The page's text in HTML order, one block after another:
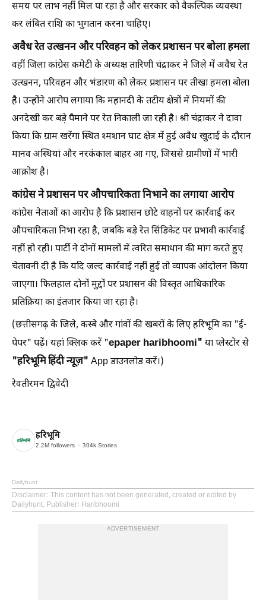
समय पर लाभ नहीं मिल पा रहा है और सरकार को वैकल्पिक व्यवस्था
कर लंबित राशि का भुगतान करना चाहिए।
अवैध रेत उत्खनन और परिवहन को लेकर प्रशासन पर बोला हमला
वहीं जिला कांग्रेस कमेटी के अध्यक्ष तारिणी चंद्राकर ने जिले में अवैध रेत
उत्खनन, परिवहन और भंडारण को लेकर प्रशासन पर तीखा हमला बोला
है। उन्होंने आरोप लगाया कि महानदी के तटीय क्षेत्रों में नियमों की
अनदेखी कर बड़े पैमाने पर रेत निकाली जा रही है। श्री चंद्राकर ने दावा
किया कि ग्राम खरेंगा स्थित श्मशान घाट क्षेत्र में हुई अवैध खुदाई के दौरान
मानव अस्थियां और नरकंकाल बाहर आ गए, जिससे ग्रामीणों में भारी
आक्रोश है।
कांग्रेस ने प्रशासन पर औपचारिकता निभाने का लगाया आरोप
कांग्रेस नेताओं का आरोप है कि प्रशासन छोटे वाहनों पर कार्रवाई कर
औपचारिकता निभा रहा है, जबकि बड़े रेत सिंडिकेट पर प्रभावी कार्रवाई
नहीं हो रही। पार्टी ने दोनों मामलों में त्वरित समाधान की मांग करते हुए
चेतावनी दी है कि यदि जल्द कार्रवाई नहीं हुई तो व्यापक आंदोलन किया
जाएगा। फिलहाल दोनों मुद्दों पर प्रशासन की विस्तृत आधिकारिक
प्रतिक्रिया का इंतजार किया जा रहा है।
(छत्तीसगढ़ के जिले, कस्बे और गांवों की खबरों के लिए हरिभूमि का "ई-
पेपर" पढ़ें। यहां क्लिक करें "epaper haribhoomi" या प्लेस्टोर से
"हरिभूमि हिंदी न्यूज़" App डाउनलोड करें।)
रेवतीरमन द्विवेदी
हरिभूमि
2.2M followers 304k Stories
Dailyhunt
Disclaimer: This content has not been generated, created or edited by
Dailyhunt. Publisher: Haribhoomi
ADVERTISEMENT